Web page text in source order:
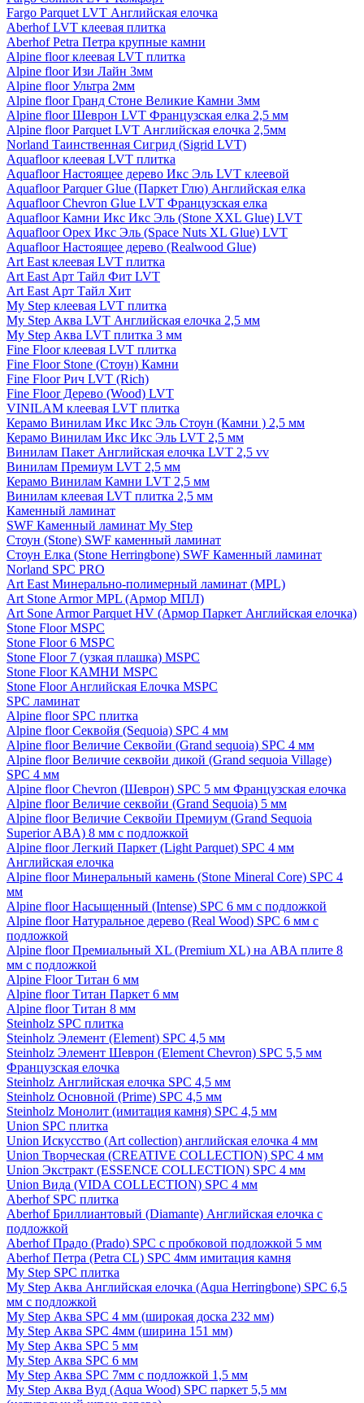
Fargo Parquet LVT Английская елочка
Aberhof LVT клеевая плитка
Aberhof Petra Петра крупные камни
Alpine floor клеевая LVT плитка
Alpine floor Изи Лайн 3мм
Alpine floor Ультра 2мм
Alpine floor Гранд Стоне Великие Камни 3мм
Alpine floor Шеврон LVT Французская елка 2,5 мм
Alpine floor Parquet LVT Английская елочка 2,5мм
Norland Таинственная Сигрид (Sigrid LVT)
Aquafloor клеевая LVT плитка
Aquafloor Настоящее дерево Икс Эль LVT клеевой
Aquafloor Parquer Glue (Паркет Глю) Английская елка
Aquafloor Chevron Glue LVT Французская елка
Aquafloor Камни Икс Икс Эль (Stone XXL Glue) LVT
Aquafloor Орех Икс Эль (Space Nuts XL Glue) LVT
Aquafloor Настоящее дерево (Realwood Glue)
Art East клеевая LVT плитка
Art East Арт Тайл Фит LVT
Art East Арт Тайл Хит
My Step клеевая LVT плитка
My Step Аква LVT Английская елочка 2,5 мм
My Step Аква LVT плитка 3 мм
Fine Floor клеевая LVT плитка
Fine Floor Stone (Стоун) Камни
Fine Floor Рич LVT (Rich)
Fine Floor Дерево (Wood) LVT
VINILAM клеевая LVT плитка
Керамо Винилам Икс Икс Эль Стоун (Камни ) 2,5 мм
Керамо Винилам Икс Икс Эль LVT 2,5 мм
Винилам Пакет Английская елочка LVT 2,5 vv
Винилам Премиум LVT 2,5 мм
Керамо Винилам Камни LVT 2,5 мм
Винилам клеевая LVT плитка 2,5 мм
Каменный ламинат
SWF Каменный ламинат My Step
Стоун (Stone) SWF каменный ламинат
Стоун Елка (Stone Herringbone) SWF Каменный ламинат
Norland SPC PRO
Art East Минерально-полимерный ламинат (MPL)
Art Stone Armor MPL (Армор МПЛ)
Art Sone Armor Parquet HV (Армор Паркет Английская елочка)
Stone Floor MSPC
Stone Floor 6 MSPC
Stone Floor 7 (узкая плашка) MSPC
Stone Floor КАМНИ MSPC
Stone Floor Английская Елочка MSPC
SPC ламинат
Alpine floor SPC плитка
Alpine floor Секвойя (Sequoia) SPC 4 мм
Alpine floor Величие Секвойи (Grand sequoia) SPC 4 мм
Alpine floor Величие секвойи дикой (Grand sequoia Village)
SPC 4 мм
Alpine floor Chevron (Шеврон) SPC 5 мм Французская елочка
Alpine floor Величие секвойи (Grand Sequoia) 5 мм
Alpine floor Величие Секвойи Премиум (Grand Sequoia
Superior ABA) 8 мм с подложкой
Alpine floor Легкий Паркет (Light Parquet) SPC 4 мм
Английская елочка
Alpine floor Минеральный камень (Stone Mineral Core) SPC 4
мм
Alpine floor Насыщенный (Intense) SPC 6 мм с подложкой
Alpine floor Натуральное дерево (Real Wood) SPC 6 мм с
подложкой
Alpine floor Премиальный XL (Premium XL) на ABA плите 8
мм с подложкой
Alpine Floor Титан 6 мм
Alpine floor Титан Паркет 6 мм
Alpine floor Титан 8 мм
Steinholz SPC плитка
Steinholz Элемент (Element) SPC 4,5 мм
Steinholz Элемент Шеврон (Element Chevron) SPC 5,5 мм
Французская елочка
Steinholz Английская елочка SPC 4,5 мм
Steinholz Основной (Prime) SPC 4,5 мм
Steinholz Монолит (имитация камня) SPC 4,5 мм
Union SPC плитка
Union Искусство (Art collection) английская елочка 4 мм
Union Творческая (CREATIVE COLLECTION) SPC 4 мм
Union Экстракт (ESSENCE COLLECTION) SPC 4 мм
Union Вида (VIDA COLLECTION) SPC 4 мм
Aberhof SPC плитка
Aberhof Бриллиантовый (Diamante) Английская елочка с
подложкой
Aberhof Прадо (Prado) SPC с пробковой подложкой 5 мм
Aberhof Петра (Petra CL) SPC 4мм имитация камня
My Step SPC плитка
My Step Аква Английская елочка (Aqua Herringbone) SPC 6,5
мм с подложкой
My Step Аква SPC 4 мм (широкая доска 232 мм)
My Step Аква SPC 4мм (ширина 151 мм)
My Step Аква SPC 5 мм
My Step Аква SPC 6 мм
My Step Аква SPC 7мм c подложкой 1,5 мм
My Step Аква Вуд (Aqua Wood) SPC паркет 5,5 мм